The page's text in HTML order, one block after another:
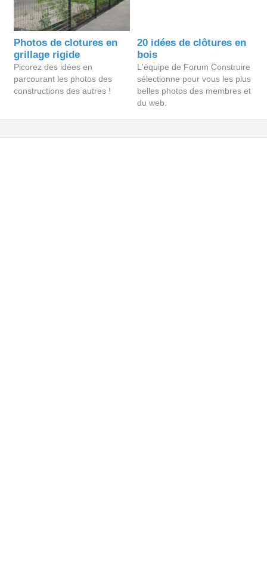
Photos de clotures en
grillage rigide
Picorez des idées en
parcourant les photos des
constructions des autres !
20 idées de clôtures en
bois
L'équipe de Forum Construire
sélectionne pour vous les plus
belles photos des membres et
du web.